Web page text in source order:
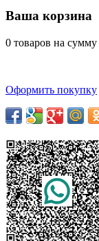
Ваша корзина
0 товаров на сумму
Оформить покупку